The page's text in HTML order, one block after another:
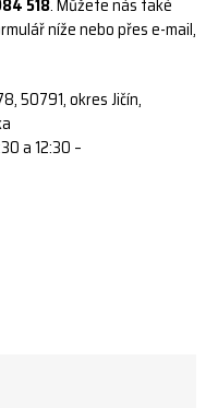
níže nebo přes e-mail,
50791, okres Jičín,
a 12:30 –